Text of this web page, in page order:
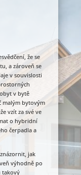
že se
a zároveň se
v souvislosti
v bytě
malým bytovým
vzít za své ve
o hybridní
čerpadla a
jak
výhodně po
takový